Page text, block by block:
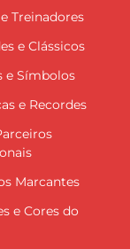
Treinadores
e Clássicos
e Símbolos
e Recordes
Marcantes
e Cores do